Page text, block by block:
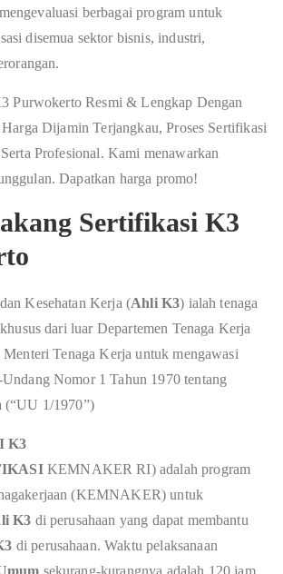
berbagai program untuk
disemua sektor bisnis, industri,
Purwokerto Resmi & Lengkap Dengan
Dijamin Terjangkau, Proses Sertifikasi
Profesional. Kami menawarkan
Dapatkan harga promo!
Sertifikasi K3
Kesehatan Kerja (Ahli K3) ialah tenaga
dari luar Departemen Tenaga Kerja
Tenaga Kerja untuk mengawasi
Nomor 1 Tahun 1970 tentang
(“UU 1/1970”)
K3
KEMNAKER RI) adalah program
(KEMNAKER) untuk
K3 di perusahaan yang dapat membantu
di perusahaan. Waktu pelaksanaan
sekurang-kurangnya adalah 120 jam